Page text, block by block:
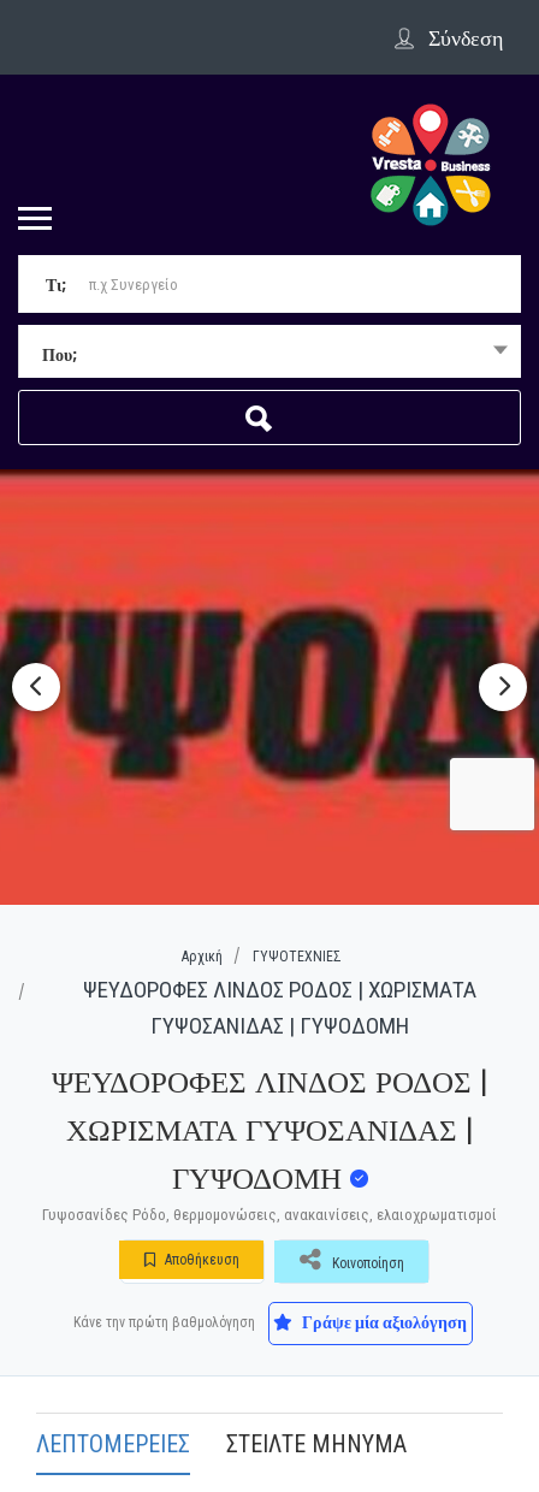
Σύνδεση
Τι;
Που;
Αρχική ΓΥΨΟΤΕΧΝΙΕΣ
ΨΕΥΔΟΡΟΦΕΣ ΛΙΝΔΟΣ ΡΟΔΟΣ | ΧΩΡΙΣΜΑΤΑ
ΓΥΨΟΣΑΝΙΔΑΣ | ΓΥΨΟΔΟΜΗ
ΨΕΥΔΟΡΟΦΕΣ ΛΙΝΔΟΣ ΡΟΔΟΣ |
ΧΩΡΙΣΜΑΤΑ ΓΥΨΟΣΑΝΙΔΑΣ |
ΓΥΨΟΔΟΜΗ
Γυψοσανίδες Ρόδο, θερμομονώσεις, ανακαινίσεις, ελαιοχρωματισμοί
Αποθήκευση Κοινοποίηση
Κάνε την πρώτη βαθμολόγηση Γράψε μία αξιολόγηση
ΛΕΠΤΟΜΕΡΕΙΕΣ ΣΤΕΙΛΤΕ ΜΗΝΥΜΑ